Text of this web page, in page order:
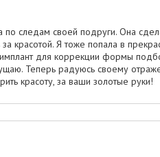
следам своей подруги. Она
красотой. Я тоже попала в
для коррекции формы
Теперь радуюсь своему
красоту, за ваши золотые руки!